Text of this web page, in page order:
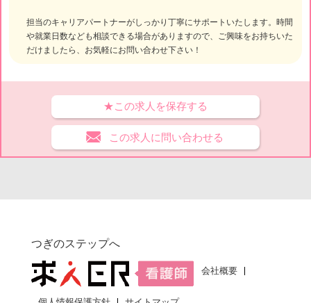
担当のキャリアパートナーがしっかり丁寧にサポートいたします。時間
や就業日数なども相談できる場合がありますので、ご興味をお持ちいた
だけましたら、お気軽にお問い合わせ下さい！
★この求人を保存する
この求人に問い合わせる
つぎのステップへ
会社概要